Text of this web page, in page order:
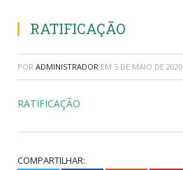
RATIFICAÇÃO
POR ADMINISTRADOR EM 5 DE MAIO DE 2020
RATIFICAÇÃO
COMPARTILHAR: